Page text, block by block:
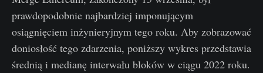
prawdopodobnie najbardziej imponującym
osiągnięciem inżynieryjnym tego roku. Aby zobrazować
doniosłość tego zdarzenia, poniższy wykres przedstawia
średnią i medianę interwału bloków w ciągu 2022 roku.